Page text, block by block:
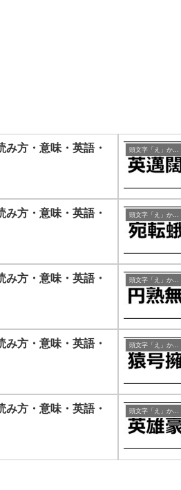
み方・意味・英語・
み方・意味・英語・
み方・意味・英語・
頭文字「え」から始まる四字熟語
み方・意味・英語・
頭文字「え」から始まる四字熟語
み方・意味・英語・